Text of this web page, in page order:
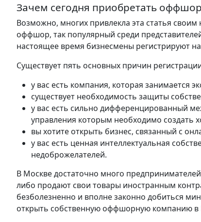
Зачем сегодня приобретать
Возможно, многих привлекла эта статья
оффшор, так популярный среди
настоящее время бизнесмены регистрируют
Существует пять основных причин
у вас есть компания, которая занимается
существует необходимость защиты
у вас есть сильно дифференцированный
управления которым необходимо создать
вы хотите открыть бизнес, связанный с
у вас есть ценная интеллектуальная
недоброжелателей.
В Москве достаточно много
либо продают свои товары иностранным
безболезненно и вполне законно добиться
открыть собственную оффшорную компанию в